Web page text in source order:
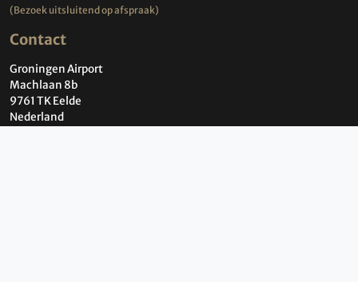
(Bezoek uitsluitend op afspraak)
Contact
Groningen Airport
Machlaan 8b
9761 TK Eelde
Nederland